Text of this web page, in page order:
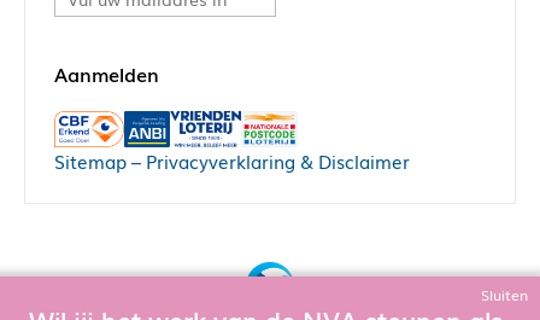
Sitemap– Privacyverklaring & Disclaimer
Sluiten